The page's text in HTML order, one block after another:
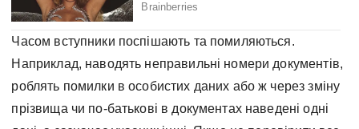
Часом вступники поспішають та помиляються.
Наприклад, наводять неправильні номери документів,
роблять помилки в особистих даних або ж через зміну
прізвища чи по-батькові в документах наведені одні